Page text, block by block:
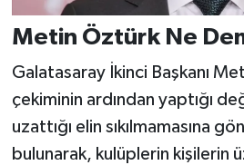
Metin Öztürk Ne
Galatasaray İkinci Başkanı
çekiminin ardından yaptığı
uzattığı elin sıkılmamasına
bulunarak, kulüplerin kişilerin